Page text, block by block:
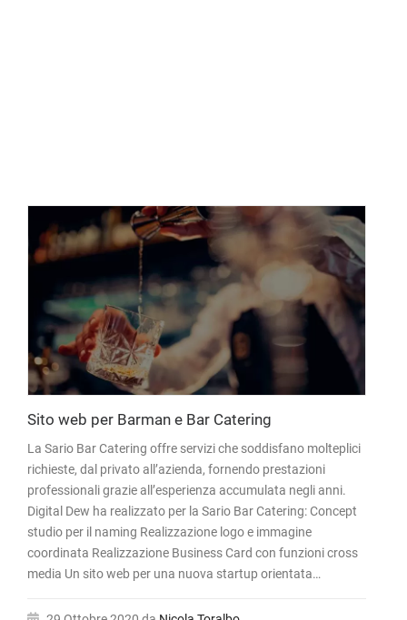
Sito web per Barman e Bar Catering
La Sario Bar Catering offre servizi che soddisfano molteplici
richieste, dal privato all’azienda, fornendo prestazioni
professionali grazie all’esperienza accumulata negli anni.
Digital Dew ha realizzato per la Sario Bar Catering: Concept
studio per il naming Realizzazione logo e immagine
coordinata Realizzazione Business Card con funzioni cross
media Un sito web per una nuova startup orientata…